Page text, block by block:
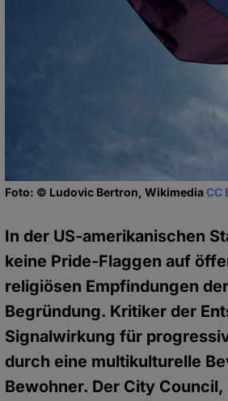
Foto: © Ludovic Bertron, WikimediaCC
In der US-amerikanischen
keine Pride-Flaggen auf
religiösen Empfindungen
Begründung. Kritiker der
Signalwirkung für
durch eine multikulturelle
Bewohner. Der City